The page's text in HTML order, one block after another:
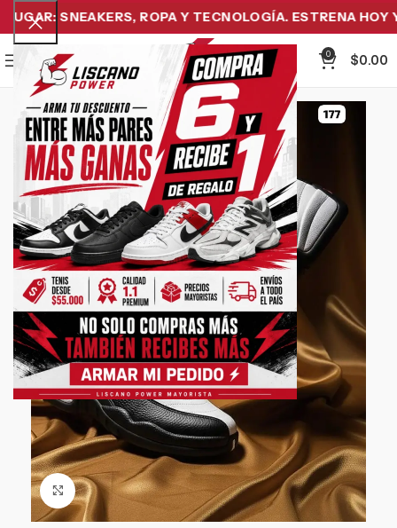
SNEAKERS, ROPA Y TECNOLOGÍA. ESTRENA HOY Y
Menu
0
$0.00
Click to enlarge